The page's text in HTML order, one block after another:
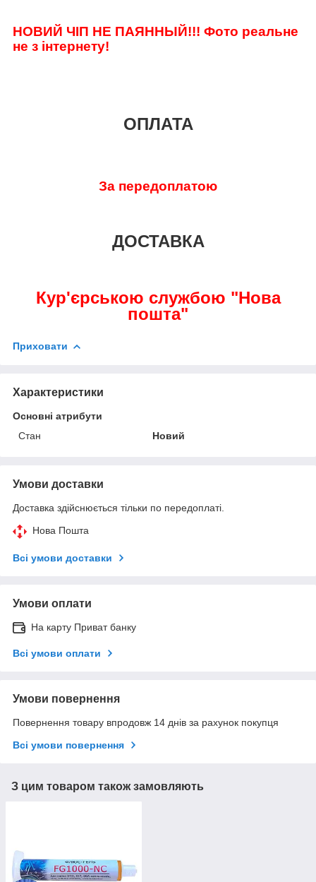
НОВИЙ ЧІП НЕ ПАЯННЫЙ!!! Фото реальне
не з інтернету!
ОПЛАТА
За передоплатою
ДОСТАВКА
Кур'єрською службою "Нова
пошта"
Приховати
Характеристики
Основні атрибути
Стан
Новий
Умови доставки
Доставка здійснюється тільки по передоплаті.
Нова Пошта
Всі умови доставки
Умови оплати
На карту Приват банку
Всі умови оплати
Умови повернення
Повернення товару впродовж 14 днів за рахунок покупця
Всі умови повернення
З цим товаром також замовляють